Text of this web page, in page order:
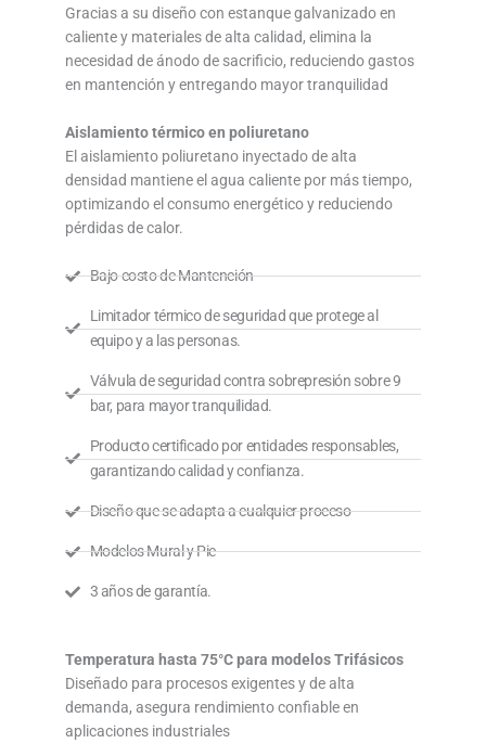
Gracias a su diseño con estanque galvanizado en
caliente y materiales de alta calidad, elimina la
necesidad de ánodo de sacrificio, reduciendo gastos
en mantención y entregando mayor tranquilidad
Aislamiento térmico en poliuretano
El aislamiento poliuretano inyectado de alta
densidad mantiene el agua caliente por más tiempo,
optimizando el consumo energético y reduciendo
pérdidas de calor.
Bajo costo de Mantención
Limitador térmico de seguridad que protege al
equipo y a las personas.
Válvula de seguridad contra sobrepresión sobre 9
bar, para mayor tranquilidad.
Producto certificado por entidades responsables,
garantizando calidad y confianza.
Diseño que se adapta a cualquier proceso
Modelos Mural y Pie
3 años de garantía.
Temperatura hasta 75°C para modelos Trifásicos
Diseñado para procesos exigentes y de alta
demanda, asegura rendimiento confiable en
aplicaciones industriales